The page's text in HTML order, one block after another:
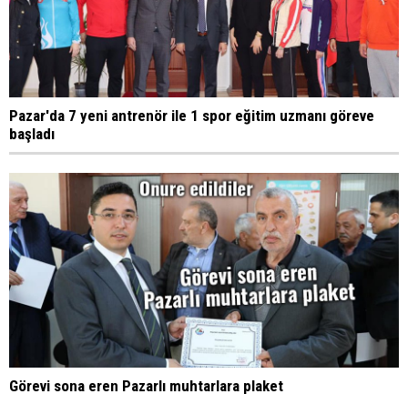
Pazar'da 7 yeni antrenör ile 1 spor eğitim uzmanı göreve
başladı
Görevi sona eren Pazarlı muhtarlara plaket